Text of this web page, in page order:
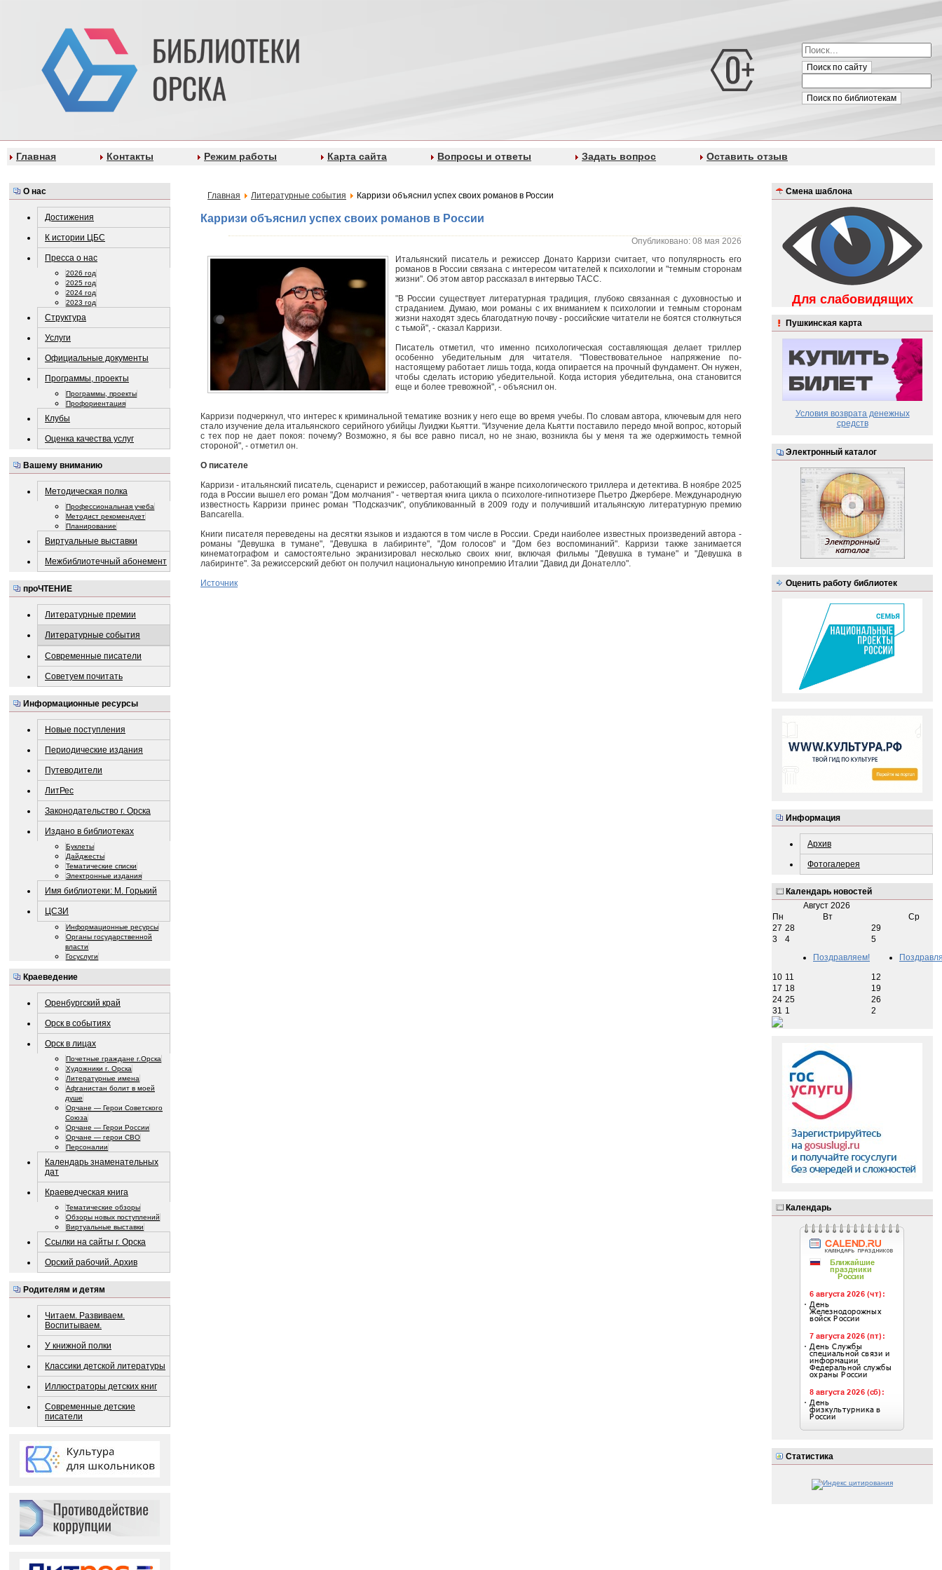
Поиск по сайту
Поиск по библиотекам
Главная Контакты Режим работы Карта сайта Вопросы и ответы Задать вопрос Оставить отзыв
О нас
Достижения
К истории ЦБС
Пресса о нас
2026 год
2025 год
2024 год
2023 год
Структура
Услуги
Официальные документы
Программы, проекты
Программы, проекты
Профориентация
Клубы
Оценка качества услуг
Вашему вниманию
Методическая полка
Профессиональная учеба
Методист рекомендует
Планирование
Виртуальные выставки
Межбиблиотечный абонемент
проЧТЕНИЕ
Литературные премии
Литературные события
Современные писатели
Советуем почитать
Информационные ресурсы
Новые поступления
Периодические издания
Путеводители
ЛитРес
Законодательство г. Орска
Издано в библиотеках
Буклеты
Дайджесты
Тематические списки
Электронные издания
Имя библиотеки: М. Горький
ЦСЗИ
Информационные ресурсы
Органы государственной
власти
Госуслуги
Краеведение
Оренбургский край
Орск в событиях
Орск в лицах
Почетные граждане г.Орска
Художники г. Орска
Литературные имена
Афганистан болит в моей
душе
Орчане — Герои Советского
Союза
Орчане — Герои России
Орчане — герои СВО
Персоналии
Календарь знаменательных
дат
Краеведческая книга
Тематические обзоры
Обзоры новых поступлений
Виртуальные выставки
Ссылки на сайты г. Орска
Орский рабочий. Архив
Родителям и детям
Читаем. Развиваем.
Воспитываем.
У книжной полки
Классики детской литературы
Иллюстраторы детских книг
Современные детские
писатели
Главная Литературные события Карризи объяснил успех своих романов в России
Карризи объяснил успех своих романов в России
Опубликовано: 08 мая 2026
Итальянский писатель и режиссер Донато Карризи считает, что популярность его
романов в России связана с интересом читателей к психологии и "темным сторонам
жизни". Об этом автор рассказал в интервью ТАСС.
"В России существует литературная традиция, глубоко связанная с духовностью и
страданием. Думаю, мои романы с их вниманием к психологии и темным сторонам
жизни находят здесь благодатную почву - российские читатели не боятся столкнуться
с тьмой", - сказал Карризи.
Писатель отметил, что именно психологическая составляющая делает триллер
особенно убедительным для читателя. "Повествовательное напряжение по-
настоящему работает лишь тогда, когда опирается на прочный фундамент. Он нужен,
чтобы сделать историю убедительной. Когда история убедительна, она становится
еще и более тревожной", - объяснил он.
Карризи подчеркнул, что интерес к криминальной тематике возник у него еще во время учебы. По словам автора, ключевым для него
стало изучение дела итальянского серийного убийцы Луиджи Кьятти. "Изучение дела Кьятти поставило передо мной вопрос, который
с тех пор не дает покоя: почему? Возможно, я бы все равно писал, но не знаю, возникла бы у меня та же одержимость темной
стороной", - отметил он.
О писателе
Карризи - итальянский писатель, сценарист и режиссер, работающий в жанре психологического триллера и детектива. В ноябре 2025
года в России вышел его роман "Дом молчания" - четвертая книга цикла о психологе-гипнотизере Пьетро Джербере. Международную
известность Карризи принес роман "Подсказчик", опубликованный в 2009 году и получивший итальянскую литературную премию
Bancarella.
Книги писателя переведены на десятки языков и издаются в том числе в России. Среди наиболее известных произведений автора -
романы "Девушка в тумане", "Девушка в лабиринте", "Дом голосов" и "Дом без воспоминаний". Карризи также занимается
кинематографом и самостоятельно экранизировал несколько своих книг, включая фильмы "Девушка в тумане" и "Девушка в
лабиринте". За режиссерский дебют он получил национальную кинопремию Италии "Давид ди Донателло".
Источник
Смена шаблона
Для слабовидящих
Пушкинская карта
Условия возврата денежных
средств
Электронный каталог
Оценить работу библиотек
Информация
Архив
Фотогалерея
Календарь новостей
Август 2026
Пн
Вт
Ср
27 28
29
3
4
Поздравляем!
5
10 11
12
17 18
19
24 25
26
31 1 2
Календарь
Статистика